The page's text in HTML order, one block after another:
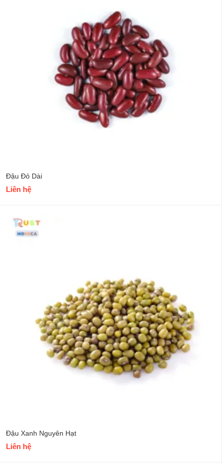
Đậu Đỏ Dài
Liên hệ
Đậu Xanh Nguyên Hạt
Liên hệ